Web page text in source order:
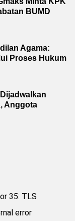
BUMD
Agama:
Proses Hukum
Anggota
35: TLS
error